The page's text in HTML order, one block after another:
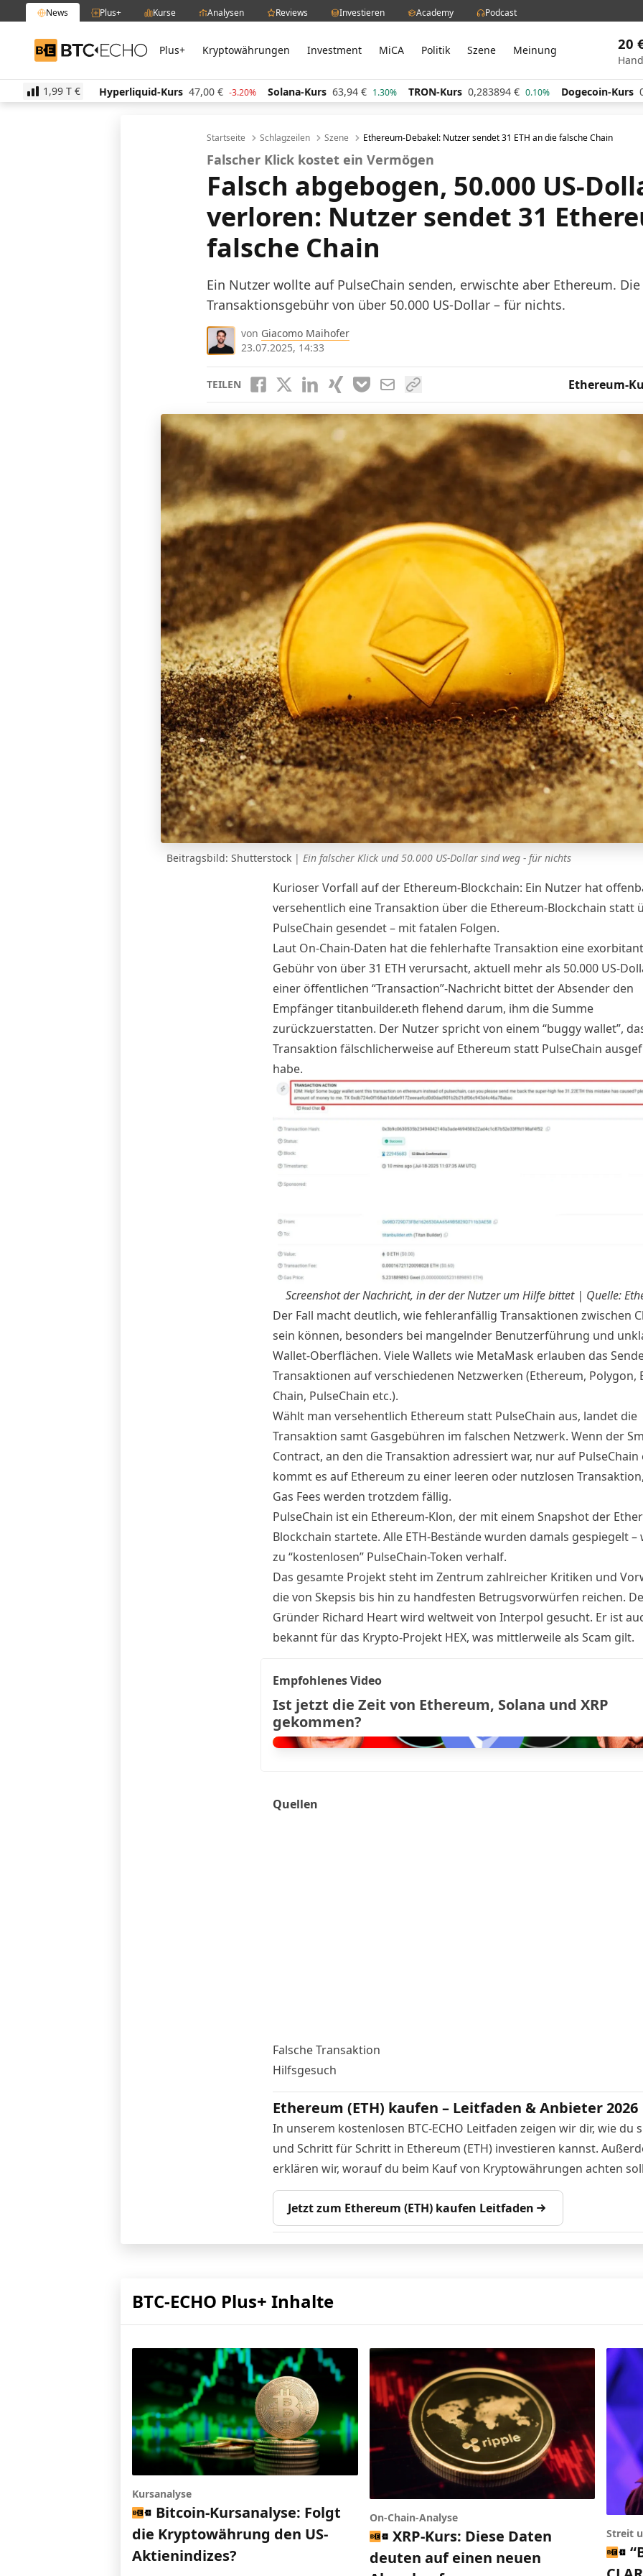
News Plus+ Kurse Analysen Reviews Investieren Academy Podcast
BTC-ECHO Plus+ Kryptowährungen Investment MiCA Politik Szene Meinung 20
1,99 T €
0.40% Hyperliquid-Kurs 47,00 € -3.20% Solana-Kurs 63,94 € 1.30% TRON-Kurs 0,283894 € 0.10% Dogecoin-Kurs 0,060554 €
Startseite Schlagzeilen Szene Ethereum-Debakel: Nutzer sendet 31 ETH an die falsche Chain
Falscher Klick kostet ein Vermögen
Falsch abgebogen, 50.000 US-
verloren: Nutzer sendet 31
falsche Chain
Ein Nutzer wollte auf PulseChain senden, erwischte aber Ethereum. Die
Transaktionsgebühr von über 50.000 US-Dollar – für nichts.
von Giacomo Maihofer
23.07.2025, 14:33
TEILEN Ethereum-
Beitragsbild: Shutterstock | Ein falscher Klick und 50.000 US-Dollar sind weg - für nichts
Kurioser Vorfall auf der Ethereum-Blockchain: Ein Nutzer hat
versehentlich eine Transaktion über die Ethereum-Blockchain statt
PulseChain gesendet – mit fatalen Folgen.
Laut On-Chain-Daten hat die fehlerhafte Transaktion eine
Gebühr von über 31 ETH verursacht, aktuell mehr als 50.000 US-
einer öffentlichen “Transaction”-Nachricht bittet der Absender den
Empfänger titanbuilder.eth flehend darum, ihm die Summe
zurückzuerstatten. Der Nutzer spricht von einem “buggy wallet”,
Transaktion fälschlicherweise auf Ethereum statt PulseChain
habe.
Screenshot der Nachricht, in der der Nutzer um Hilfe bittet | Quelle:
Der Fall macht deutlich, wie fehleranfällig Transaktionen zwischen
sein können, besonders bei mangelnder Benutzerführung und
Wallet-Oberflächen. Viele Wallets wie MetaMask erlauben das
Transaktionen auf verschiedenen Netzwerken (Ethereum, Polygon,
Chain, PulseChain etc.).
Wählt man versehentlich Ethereum statt PulseChain aus, landet die
Transaktion samt Gasgebühren im falschen Netzwerk. Wenn der
Contract, an den die Transaktion adressiert war, nur auf PulseChain
kommt es auf Ethereum zu einer leeren oder nutzlosen
Gas Fees werden trotzdem fällig.
PulseChain ist ein Ethereum-Klon, der mit einem Snapshot der
Blockchain startete. Alle ETH-Bestände wurden damals gespiegelt –
zu “kostenlosen” PulseChain-Token verhalf.
Das gesamte Projekt steht im Zentrum zahlreicher Kritiken und
die von Skepsis bis hin zu handfesten Betrugsvorwürfen reichen.
Gründer Richard Heartwird weltweit von Interpol gesucht. Er ist
bekannt für das Krypto-Projekt HEX, was mittlerweile als Scam gilt.
Empfohlenes Video
Ist jetzt die Zeit von Ethereum, Solana und XRP
gekommen?
Quellen
Falsche Transaktion
Hilfsgesuch
Ethereum (ETH) kaufen – Leitfaden & Anbieter 2026
In unserem kostenlosen BTC-ECHO Leitfaden zeigen wir dir, wie du
und Schritt für Schritt in Ethereum (ETH) investieren kannst.
erklären wir, worauf du beim Kauf von Kryptowährungen achten
Jetzt zum Ethereum (ETH) kaufen Leitfaden
BTC-ECHO Plus+ Inhalte
Kursanalyse
Bitcoin-Kursanalyse: Folgt
die Kryptowährung den US-
Aktienindizes?
On-Chain-Analyse
XRP-Kurs: Diese Daten
deuten auf einen neuen
Streit